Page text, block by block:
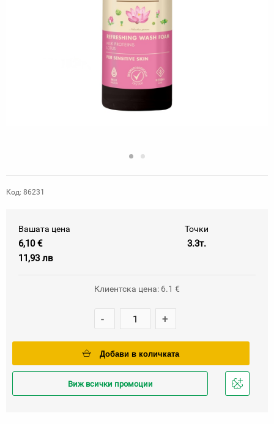
Код: 86231
Вашата цена
6,10 €
11,93 лв
Точки
3.3т.
Клиентска цена: 6.1 €
- +
Добави в количката
Виж всички промоции
Добави